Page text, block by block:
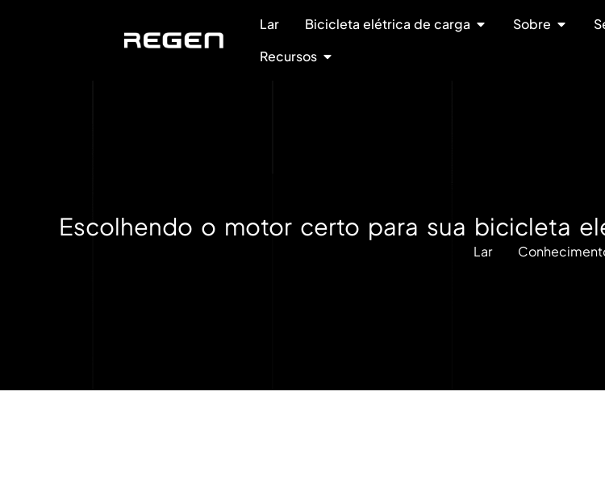
Lar Bicicleta elétrica de carga Sobre
Recursos
Escolhendo o motor certo para sua bicicleta
Lar